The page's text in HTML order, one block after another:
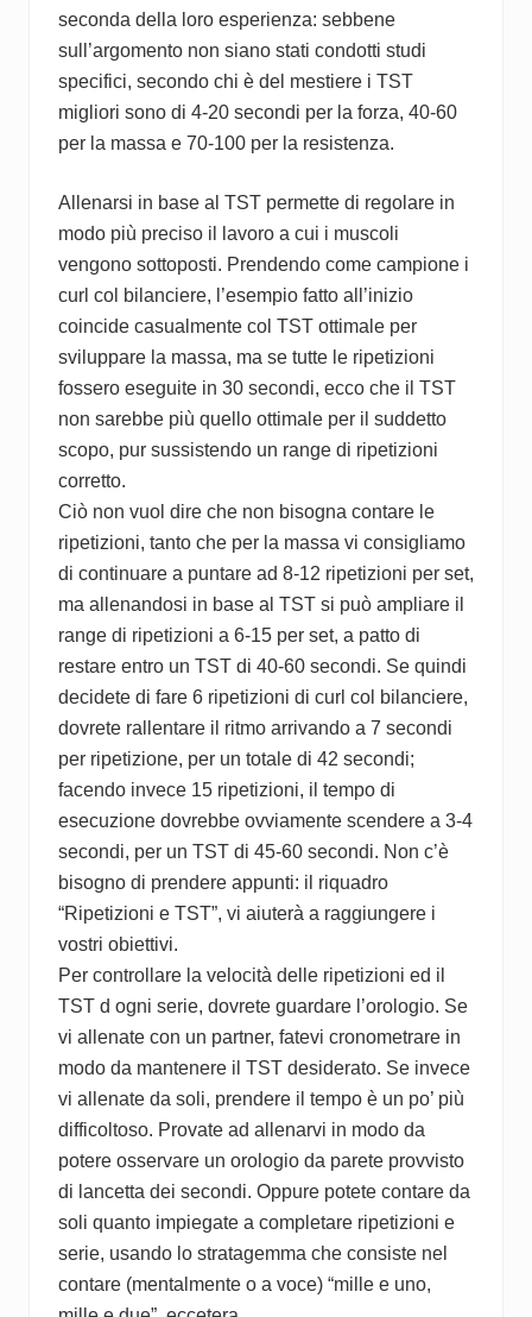
seconda della loro esperienza: sebbene
sull’argomento non siano stati condotti studi
specifici, secondo chi è del mestiere i TST
migliori sono di 4-20 secondi per la forza, 40-60
per la massa e 70-100 per la resistenza.
Allenarsi in base al TST permette di regolare in
modo più preciso il lavoro a cui i muscoli
vengono sottoposti. Prendendo come campione i
curl col bilanciere, l’esempio fatto all’inizio
coincide casualmente col TST ottimale per
sviluppare la massa, ma se tutte le ripetizioni
fossero eseguite in 30 secondi, ecco che il TST
non sarebbe più quello ottimale per il suddetto
scopo, pur sussistendo un range di ripetizioni
corretto.
Ciò non vuol dire che non bisogna contare le
ripetizioni, tanto che per la massa vi consigliamo
di continuare a puntare ad 8-12 ripetizioni per set,
ma allenandosi in base al TST si può ampliare il
range di ripetizioni a 6-15 per set, a patto di
restare entro un TST di 40-60 secondi. Se quindi
decidete di fare 6 ripetizioni di curl col bilanciere,
dovrete rallentare il ritmo arrivando a 7 secondi
per ripetizione, per un totale di 42 secondi;
facendo invece 15 ripetizioni, il tempo di
esecuzione dovrebbe ovviamente scendere a 3-4
secondi, per un TST di 45-60 secondi. Non c’è
bisogno di prendere appunti: il riquadro
“Ripetizioni e TST”, vi aiuterà a raggiungere i
vostri obiettivi.
Per controllare la velocità delle ripetizioni ed il
TST d ogni serie, dovrete guardare l’orologio. Se
vi allenate con un partner, fatevi cronometrare in
modo da mantenere il TST desiderato. Se invece
vi allenate da soli, prendere il tempo è un po’ più
difficoltoso. Provate ad allenarvi in modo da
potere osservare un orologio da parete provvisto
di lancetta dei secondi. Oppure potete contare da
soli quanto impiegate a completare ripetizioni e
serie, usando lo stratagemma che consiste nel
contare (mentalmente o a voce) “mille e uno,